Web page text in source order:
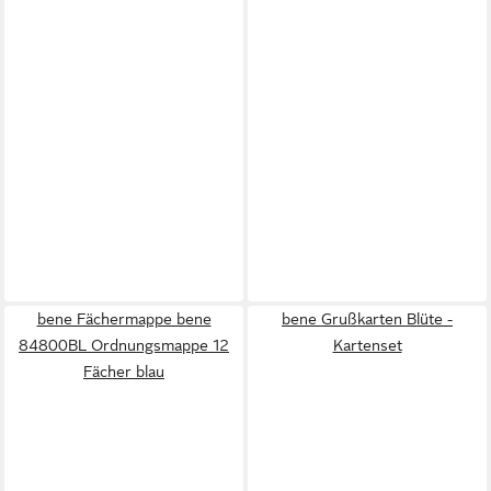
bene Fächermappe bene
84800BL Ordnungsmappe 12
Fächer blau
bene Grußkarten Blüte -
Kartenset